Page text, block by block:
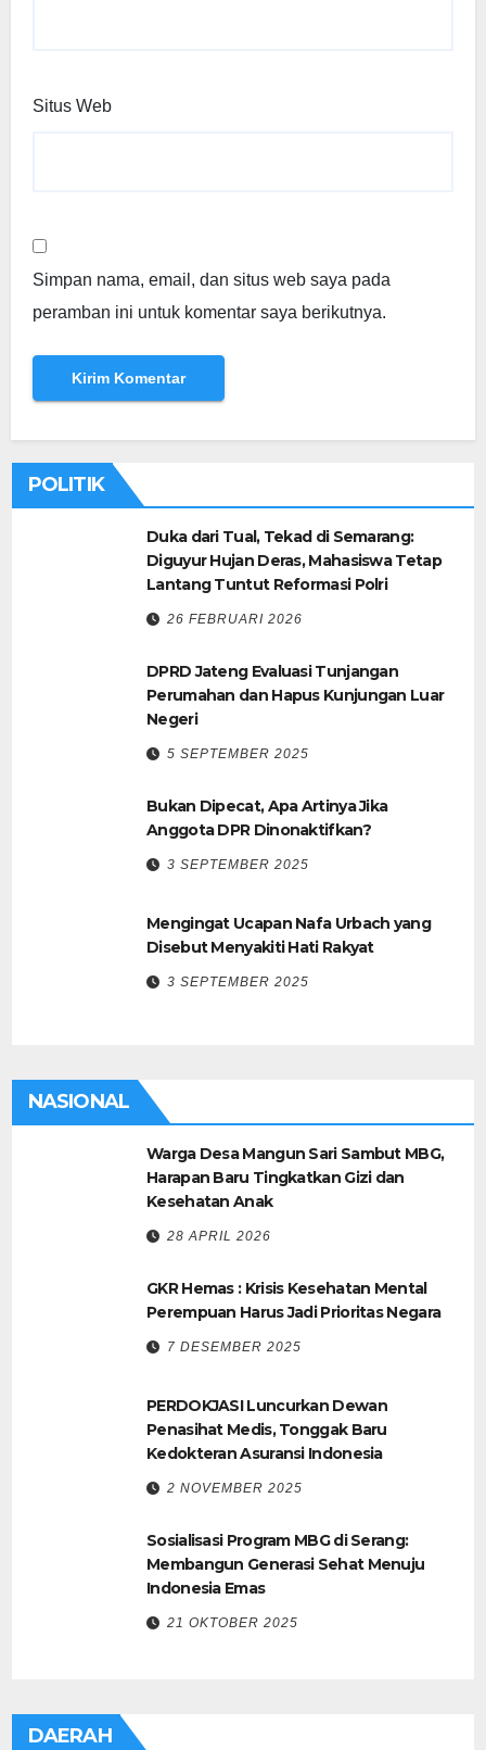
Situs Web
Simpan nama, email, dan situs web saya pada
peramban ini untuk komentar saya berikutnya.
POLITIK
Duka dari Tual, Tekad di Semarang:
Diguyur Hujan Deras, Mahasiswa Tetap
Lantang Tuntut Reformasi Polri
26 FEBRUARI 2026
DPRD Jateng Evaluasi Tunjangan
Perumahan dan Hapus Kunjungan Luar
Negeri
5 SEPTEMBER 2025
Bukan Dipecat, Apa Artinya Jika
Anggota DPR Dinonaktifkan?
3 SEPTEMBER 2025
Mengingat Ucapan Nafa Urbach yang
Disebut Menyakiti Hati Rakyat
3 SEPTEMBER 2025
NASIONAL
Warga Desa Mangun Sari Sambut MBG,
Harapan Baru Tingkatkan Gizi dan
Kesehatan Anak
28 APRIL 2026
GKR Hemas : Krisis Kesehatan Mental
Perempuan Harus Jadi Prioritas Negara
7 DESEMBER 2025
PERDOKJASI Luncurkan Dewan
Penasihat Medis, Tonggak Baru
Kedokteran Asuransi Indonesia
2 NOVEMBER 2025
Sosialisasi Program MBG di Serang:
Membangun Generasi Sehat Menuju
Indonesia Emas
21 OKTOBER 2025
DAERAH